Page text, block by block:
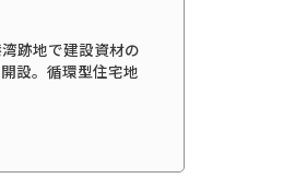
跡地で建設資材の
設。循環型住宅地